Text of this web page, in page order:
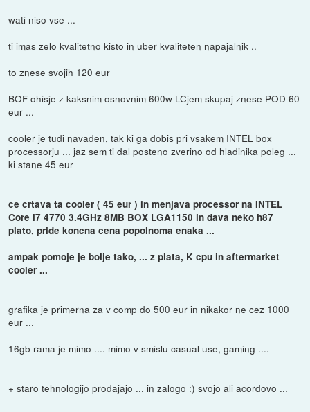
wati niso vse ...
ti imas zelo kvalitetno kisto in uber kvaliteten napajalnik ..
to znese svojih 120 eur
BOF ohisje z kaksnim osnovnim 600w LCjem skupaj znese POD 60
eur ...
cooler je tudi navaden, tak ki ga dobis pri vsakem INTEL box
processorju ... jaz sem ti dal posteno zverino od hladinika poleg ...
ki stane 45 eur
ce crtava ta cooler ( 45 eur ) in menjava processor na INTEL
Core i7 4770 3.4GHz 8MB BOX LGA1150 in dava neko h87
plato, pride koncna cena popolnoma enaka ...
ampak pomoje je bolje tako, ... z plata, K cpu in aftermarket
cooler ...
grafika je primerna za v comp do 500 eur in nikakor ne cez 1000
eur ...
16gb rama je mimo .... mimo v smislu casual use, gaming ....
+ staro tehnologijo prodajajo ... in zalogo :) svojo ali acordovo ...